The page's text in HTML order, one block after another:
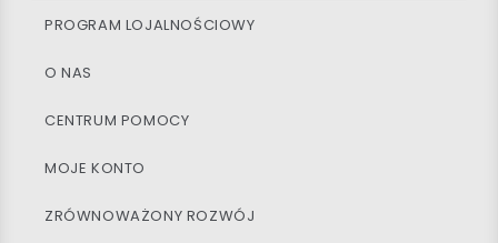
PROGRAM LOJALNOŚCIOWY
O NAS
CENTRUM POMOCY
MOJE KONTO
ZRÓWNOWAŻONY ROZWÓJ